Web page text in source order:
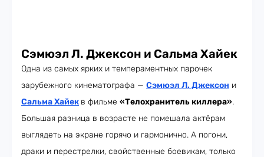
Сэмюэл Л. Джексон и Сальма Хайек
Одна из самых ярких и темпераментных парочек
зарубежного кинематографа — Сэмюэл Л. Джексон и
Сальма Хайек в фильме «Телохранитель киллера».
Большая разница в возрасте не помешала актёрам
выглядеть на экране горячо и гармонично. А погони,
драки и перестрелки, свойственные боевикам, только